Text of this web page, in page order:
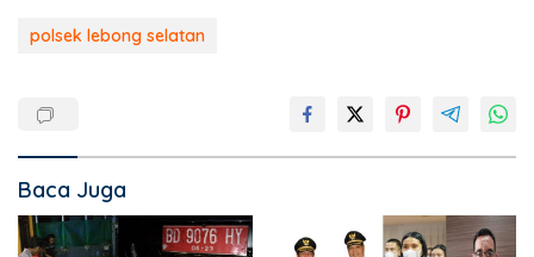
polsek lebong selatan
Baca Juga